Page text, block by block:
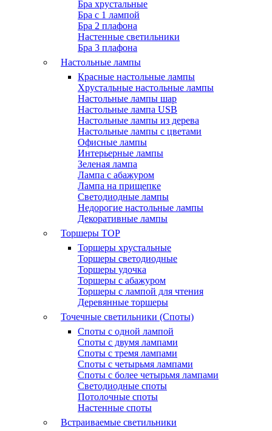
Бра хрустальные
Бра с 1 лампой
Бра 2 плафона
Настенные светильники
Бра 3 плафона
Настольные лампы
Красные настольные лампы
Хрустальные настольные лампы
Настольные лампы шар
Настольные лампа USB
Настольные лампы из дерева
Настольные лампы с цветами
Офисные лампы
Интерьерные лампы
Зеленая лампа
Лампа с абажуром
Лампа на прищепке
Светодиодные лампы
Недорогие настольные лампы
Декоративные лампы
Торшеры TOP
Торшеры хрустальные
Торшеры светодиодные
Торшеры удочка
Торшеры с абажуром
Торшеры с лампой для чтения
Деревянные торшеры
Точечные светильники (Споты)
Споты с одной лампой
Споты с двумя лампами
Споты с тремя лампами
Споты с четырьмя лампами
Споты с более четырьмя лампами
Светодиодные споты
Потолочные споты
Настенные споты
Встраиваемые светильники